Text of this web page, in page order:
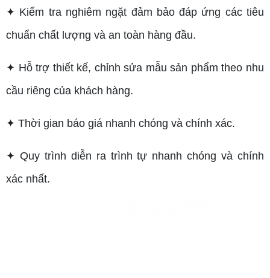
✦ Kiểm tra nghiêm ngặt đảm bảo đáp ứng các tiêu
chuẩn chất lượng và an toàn hàng đầu.
✦ Hỗ trợ thiết kế, chỉnh sửa mẫu sản phẩm theo nhu
cầu riêng của khách hàng.
✦ Thời gian báo giá nhanh chóng và chính xác.
✦ Quy trình diễn ra trình tự nhanh chóng và chính
xác nhất.